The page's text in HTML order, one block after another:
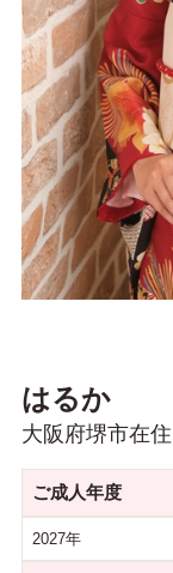
はるか
大阪府堺市在住
ご成人年度
2027年